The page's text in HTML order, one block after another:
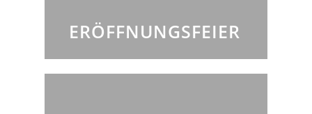
ERÖFFNUNGSFEIER